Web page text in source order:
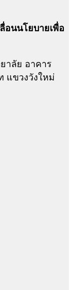
อนนโยบายเพื่อ
าลัย อาคาร
แขวงวังใหม่